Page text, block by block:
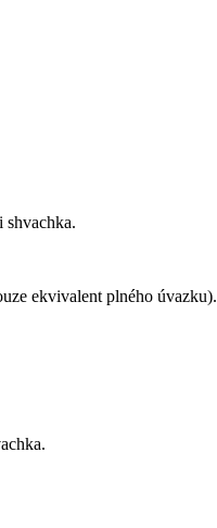
shvachka.
ekvivalent plného úvazku).
.